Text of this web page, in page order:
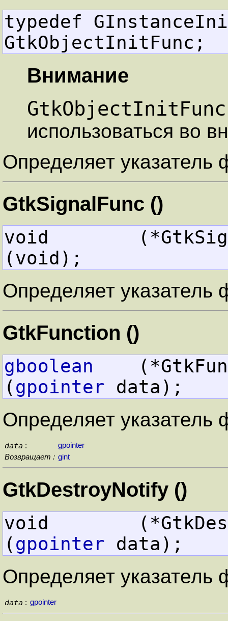
typedef
GtkObjectInitFunc;
Внимание
GtkObjectInitFunc
использоваться во
Определяет указатель
GtkSignalFunc ()
void
(void);
Определяет указатель
GtkFunction ()
gboolean
(gpointer data);
Определяет указатель
data :
gpointer
Возвращает : gint
GtkDestroyNotify ()
void
(gpointer data);
Определяет указатель
data : gpointer